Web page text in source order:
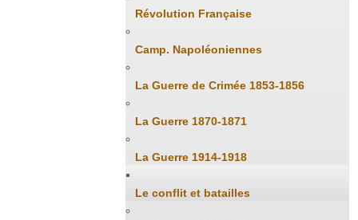
Révolution Française
Camp. Napoléoniennes
La Guerre de Crimée 1853-1856
La Guerre 1870-1871
La Guerre 1914-1918
Le conflit et batailles